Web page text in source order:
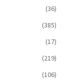
(36)
(385)
(17)
(219)
(106)